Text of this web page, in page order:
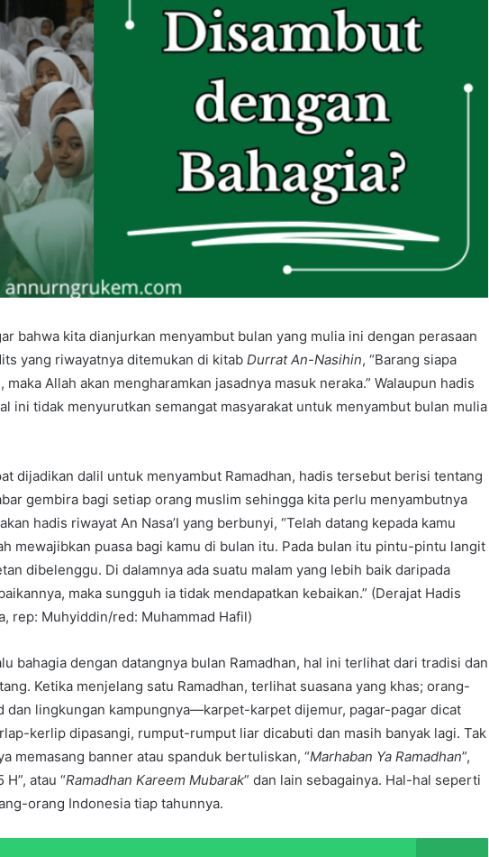
bahwa kita dianjurkan menyambut bulan yang mulia ini dengan perasaan
yang riwayatnya ditemukan di kitab Durrat An-Nasihin, “Barang siapa
Allah akan mengharamkan jasadnya masuk neraka.” Walaupun hadis
ini tidak menyurutkan semangat masyarakat untuk menyambut bulan mulia
dijadikan dalil untuk menyambut Ramadhan, hadis tersebut berisi tentang
gembira bagi setiap orang muslim sehingga kita perlu menyambutnya
hadis riwayat An Nasa’I yang berbunyi, “Telah datang kepada kamu
mewajibkan puasa bagi kamu di bulan itu. Pada bulan itu pintu-pintu langit
dibelenggu. Di dalamnya ada suatu malam yang lebih baik daripada
maka sungguh ia tidak mendapatkan kebaikan.” (Derajat Hadis
rep: Muhyiddin/red: Muhammad Hafil)
bahagia dengan datangnya bulan Ramadhan, hal ini terlihat dari tradisi dan
Ketika menjelang satu Ramadhan, terlihat suasana yang khas; orang-
dan lingkungan kampungnya—karpet-karpet dijemur, pagar-pagar dicat
kerlip dipasangi, rumput-rumput liar dicabuti dan masih banyak lagi. Tak
memasang banner atau spanduk bertuliskan, “Marhaban Ya Ramadhan”,
atau “Ramadhan Kareem Mubarak” dan lain sebagainya. Hal-hal seperti
orang Indonesia tiap tahunnya.